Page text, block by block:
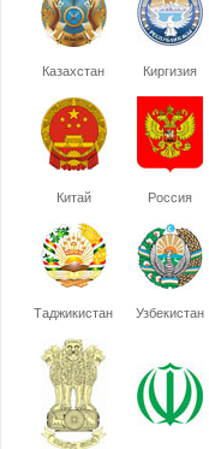
Казахстан Киргизия
Китай Россия
Таджикистан Узбекистан